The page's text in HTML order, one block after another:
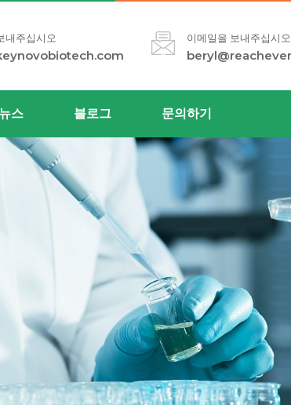
내주십시오 이메일을 보내주십시오
뉴스 블로그 문의하기